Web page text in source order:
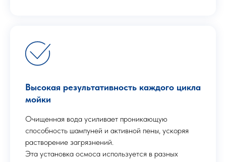
Высокая результативность каждого цикла
мойки
Очищенная вода усиливает проникающую
способность шампуней и активной пены, ускоряя
растворение загрязнений.
Эта установка осмоса используется в разных